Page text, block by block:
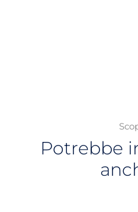
Potrebbe